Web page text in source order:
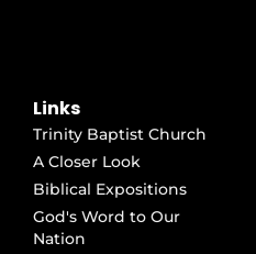
Links
Trinity Baptist Church
A Closer Look
Biblical Expositions
God's Word to Our
Nation